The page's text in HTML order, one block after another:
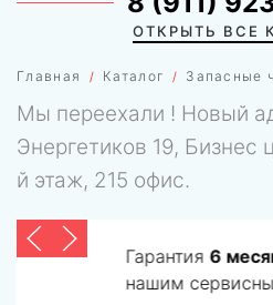
Главная Каталог Запасные
ОТКРЫТЬ ВСЕ
Мы переехали ! Новый
Энергетиков 19, Бизнес
й этаж, 215 офис.
Гарантия 6
нашим